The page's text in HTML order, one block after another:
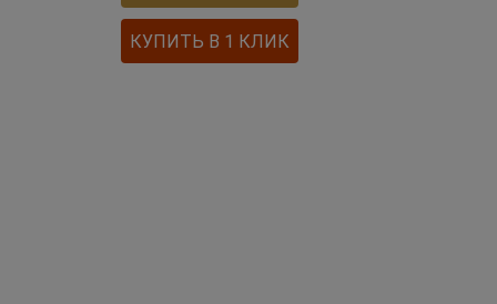
КУПИТЬ В 1 КЛИК